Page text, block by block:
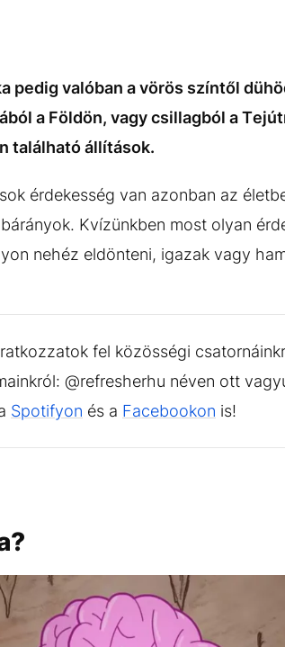
pedig valóban a vörös színtől
a Földön, vagy csillagból a
található állítások.
érdekesség van azonban az
Kvízünkben most olyan
nehéz eldönteni, igazak vagy
fel közösségi
@refresherhu néven ott
Spotifyon és a Facebookon is!